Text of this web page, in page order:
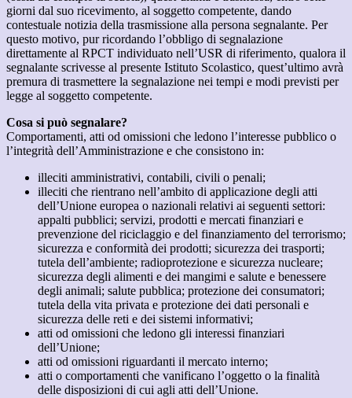
giorni dal suo ricevimento, al soggetto competente, dando
contestuale notizia della trasmissione alla persona segnalante. Per
questo motivo, pur ricordando l’obbligo di segnalazione
direttamente al RPCT individuato nell’USR di riferimento, qualora il
segnalante scrivesse al presente Istituto Scolastico, quest’ultimo avrà
premura di trasmettere la segnalazione nei tempi e modi previsti per
legge al soggetto competente.
Cosa si può segnalare?
Comportamenti, atti od omissioni che ledono l’interesse pubblico o
l’integrità dell’Amministrazione e che consistono in:
illeciti amministrativi, contabili, civili o penali;
illeciti che rientrano nell’ambito di applicazione degli atti
dell’Unione europea o nazionali relativi ai seguenti settori:
appalti pubblici; servizi, prodotti e mercati finanziari e
prevenzione del riciclaggio e del finanziamento del terrorismo;
sicurezza e conformità dei prodotti; sicurezza dei trasporti;
tutela dell’ambiente; radioprotezione e sicurezza nucleare;
sicurezza degli alimenti e dei mangimi e salute e benessere
degli animali; salute pubblica; protezione dei consumatori;
tutela della vita privata e protezione dei dati personali e
sicurezza delle reti e dei sistemi informativi;
atti od omissioni che ledono gli interessi finanziari
dell’Unione;
atti od omissioni riguardanti il mercato interno;
atti o comportamenti che vanificano l’oggetto o la finalità
delle disposizioni di cui agli atti dell’Unione.